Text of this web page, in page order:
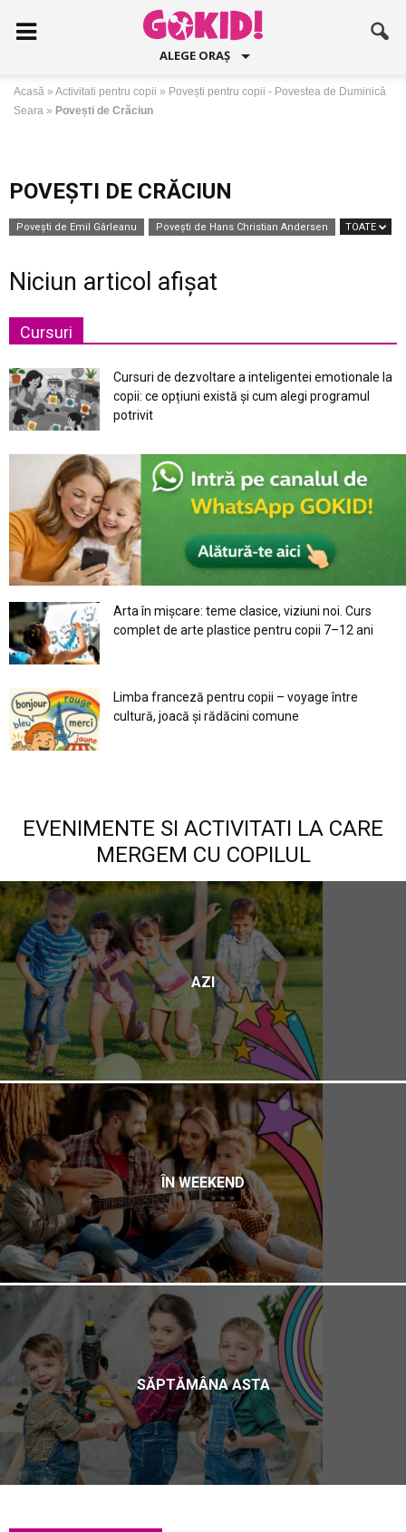
ALEGE ORAȘ
Acasă » Activitati pentru copii » Povești pentru copii - Povestea de Duminică
Seara » Povești de Crăciun
POVEȘTI DE CRĂCIUN
Povești de Emil Gârleanu Povești de Hans Christian Andersen TOATE
Niciun articol afișat
Cursuri
Cursuri de dezvoltare a inteligentei emotionale la
copii: ce opțiuni există și cum alegi programul
potrivit
Arta în mișcare: teme clasice, viziuni noi. Curs
complet de arte plastice pentru copii 7–12 ani
Limba franceză pentru copii – voyage între
cultură, joacă și rădăcini comune
EVENIMENTE SI ACTIVITATI LA CARE
MERGEM CU COPILUL
AZI
ÎN WEEKEND
SĂPTĂMÂNA ASTA